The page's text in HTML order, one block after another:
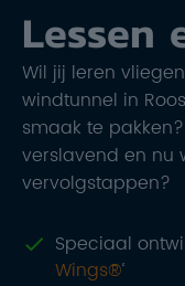
Lessen
Wil jij leren
windtunnel in
smaak te
verslavend en nu
vervolgstappen?
Speciaal
Wings®‘